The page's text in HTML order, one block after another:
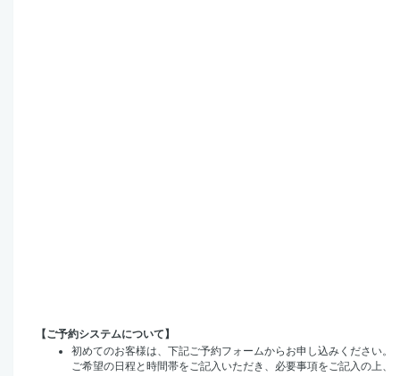
【ご予約システムについて】
初めてのお客様は、下記ご予約フォームからお申し込みください。
ご希望の日程と時間帯をご記入いただき、必要事項をご記入の上、